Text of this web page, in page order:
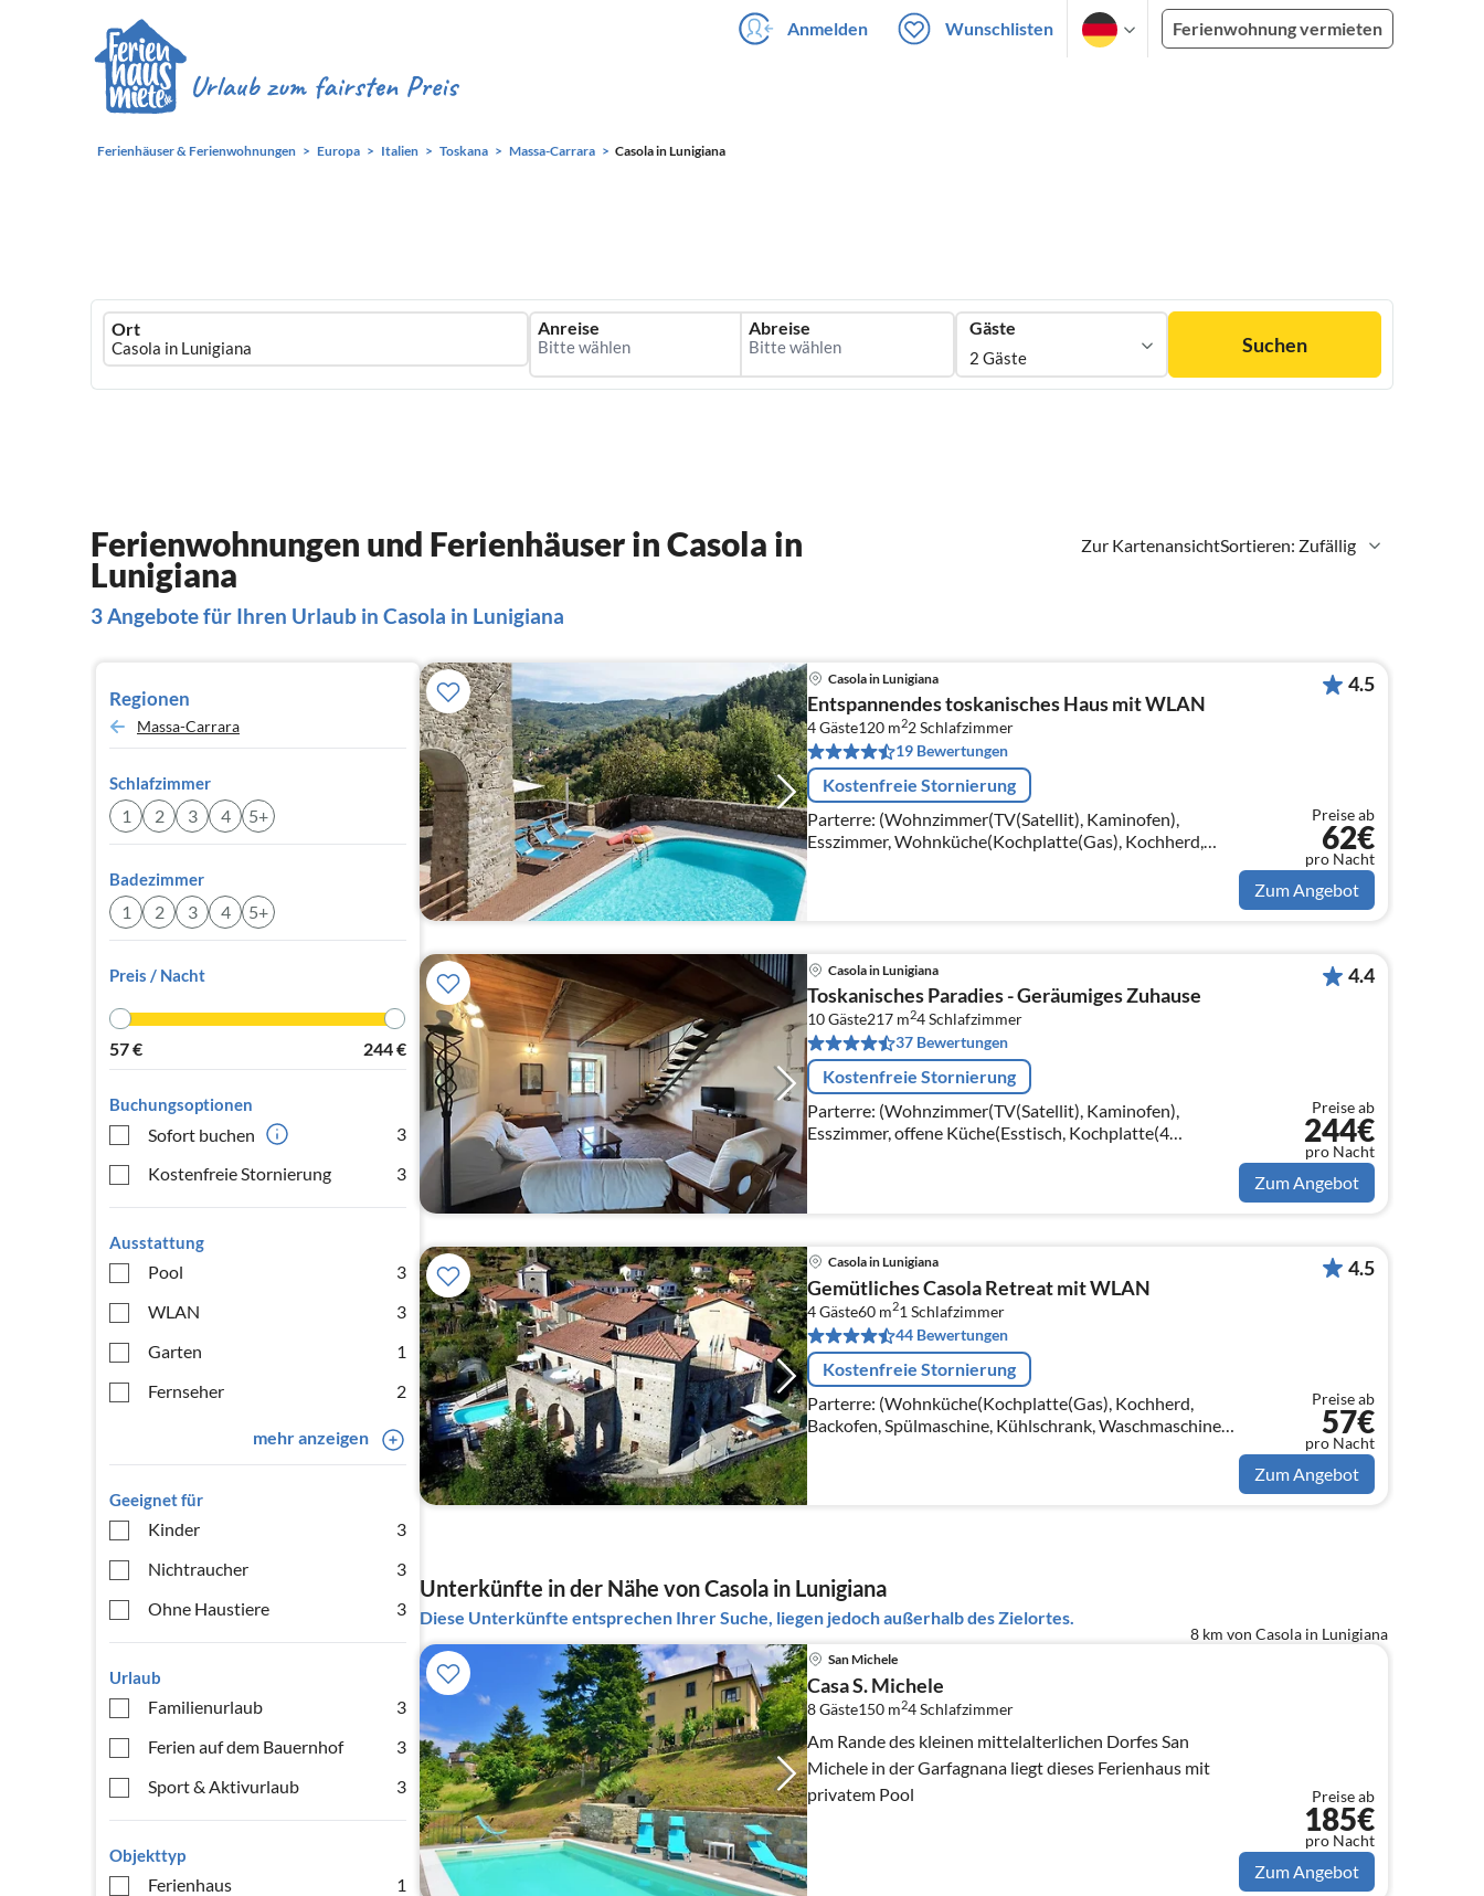
Anmelden Wunschlisten Ferienwohnung vermieten
Ferienhäuser & Ferienwohnungen Europa Italien Toskana Massa-Carrara Casola in Lunigiana
Ferienhausmiete
logo
Ort Anreise Abreise Gäste
2 Gäste
Suchen
Zur KartenansichtSortieren: Zufällig
Ferienwohnungen und Ferienhäuser in Casola in
Lunigiana
3 Angebote für Ihren Urlaub in Casola in Lunigiana
Regionen
Massa-Carrara
Schlafzimmer
1 2 3 4 5+
Badezimmer
1 2 3 4 5+
Preis / Nacht
57€ 244€
Buchungsoptionen
Sofort buchen
3
Kostenfreie Stornierung
3
Ausstattung
Pool
3
WLAN
3
Garten
1
Fernseher
2
mehr anzeigen
Geeignet für
Kinder
3
Nichtraucher
3
Ohne Haustiere
3
Urlaub
Familienurlaub
3
Ferien auf dem Bauernhof
3
Sport & Aktivurlaub
3
Objekttyp
Ferienhaus
1
Casola in Lunigiana
Entspannendes toskanisches Haus mit WLAN
4 Gäste120 m22Schlafzimmer
19 Bewertungen
Kostenfreie Stornierung
Parterre: (Wohnzimmer(TV(Satellit), Kaminofen),
Esszimmer, Wohnküche(Kochplatte(Gas), Kochherd,
Backofen, Spülmaschine, Kühl-/Gefrierkombination,
4.5
Preise ab
62€
pro Nacht
Zum Angebot
Casola in Lunigiana
Toskanisches Paradies - Geräumiges Zuhause
10 Gäste217 m24Schlafzimmer
37 Bewertungen
Kostenfreie Stornierung
Parterre: (Wohnzimmer(TV(Satellit), Kaminofen),
Esszimmer, offene Küche(Esstisch, Kochplatte(4
4.4
Preise ab
244€
pro Nacht
Zum Angebot
Casola in Lunigiana
Gemütliches Casola Retreat mit WLAN
4 Gäste60 m21 Schlafzimmer
44 Bewertungen
Kostenfreie Stornierung
Parterre: (Wohnküche(Kochplatte(Gas), Kochherd,
Backofen, Spülmaschine, Kühlschrank, Waschmaschine),
Wohn-/Schlafzimmer(Doppelschlafcouch(145 x 190 cm))
4.5
Preise ab
57€
pro Nacht
Zum Angebot
Unterkünfte in der Nähe von Casola in Lunigiana
Diese Unterkünfte entsprechen Ihrer Suche, liegen jedoch außerhalb des Zielortes.
8 km von Casola in Lunigiana
San Michele
Casa S. Michele
8 Gäste150 m24Schlafzimmer
Am Rande des kleinen mittelalterlichen Dorfes San
Michele in der Garfagnana liegt dieses Ferienhaus mit
privatem Pool
Preise ab
185€
pro Nacht
Zum Angebot